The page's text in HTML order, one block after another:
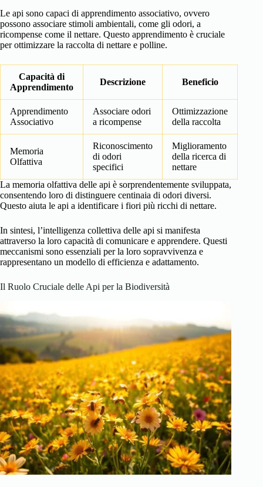
Le api sono capaci di apprendimento associativo, ovvero
possono associare stimoli ambientali, come gli odori, a
ricompense come il nettare. Questo apprendimento è cruciale
per ottimizzare la raccolta di nettare e polline.
Capacità di
Apprendimento
Descrizione Beneficio
Apprendimento
Associativo
Associare odori
a ricompense
Ottimizzazione
della raccolta
Memoria
Olfattiva
Riconoscimento
di odori
specifici
Miglioramento
della ricerca di
nettare
La memoria olfattiva delle api è sorprendentemente sviluppata,
consentendo loro di distinguere centinaia di odori diversi.
Questo aiuta le api a identificare i fiori più ricchi di nettare.
In sintesi, l’intelligenza collettiva delle api si manifesta
attraverso la loro capacità di comunicare e apprendere. Questi
meccanismi sono essenziali per la loro sopravvivenza e
rappresentano un modello di efficienza e adattamento.
Il Ruolo Cruciale delle Api per la Biodiversità